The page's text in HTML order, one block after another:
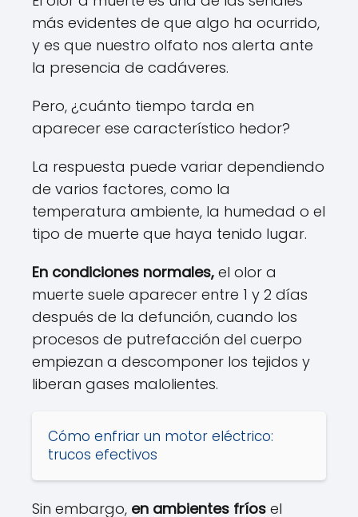
más evidentes de que algo ha ocurrido,
y es que nuestro olfato nos alerta ante
la presencia de cadáveres.
Pero, ¿cuánto tiempo tarda en
aparecer ese característico hedor?
La respuesta puede variar dependiendo
de varios factores, como la
temperatura ambiente, la humedad o el
tipo de muerte que haya tenido lugar.
En condiciones normales, el olor a
muerte suele aparecer entre 1 y 2 días
después de la defunción, cuando los
procesos de putrefacción del cuerpo
empiezan a descomponer los tejidos y
liberan gases malolientes.
Cómo enfriar un motor eléctrico:
trucos efectivos
Sin embargo, en ambientes fríos el